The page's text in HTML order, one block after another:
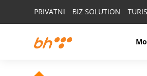
PRIVATNI BIZ SOLUTION